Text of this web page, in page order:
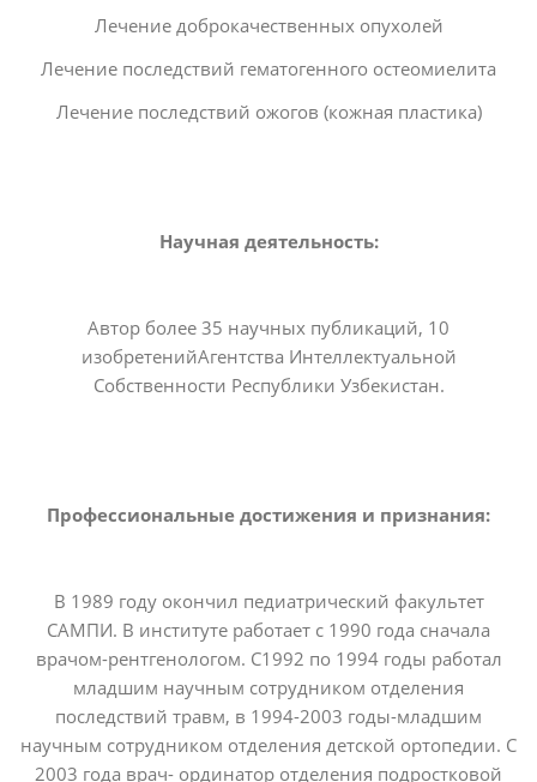
Лечение доброкачественных опухолей
Лечение последствий гематогенного остеомиелита
Лечение последствий ожогов (кожная пластика)
Научная деятельность:
Автор более 35 научных публикаций, 10
изобретенийАгентства Интеллектуальной
Собственности Республики Узбекистан.
Профессиональные достижения и признания:
В 1989 году окончил педиатрический факультет
САМПИ. В институте работает с 1990 года сначала
врачом-рентгенологом. С1992 по 1994 годы работал
младшим научным сотрудником отделения
последствий травм, в 1994-2003 годы-младшим
научным сотрудни­ком отделения детской ортопедии. С
2003 года врач- ординатор отделения подростковой